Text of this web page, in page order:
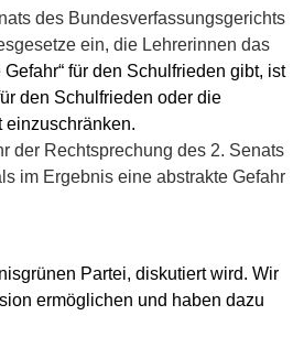
des Bundesverfassungsgerichts
ein, die Lehrerinnen das
für den Schulfrieden gibt, ist
den Schulfrieden oder die
einzuschränken.
der Rechtsprechung des 2. Senats
im Ergebnis eine abstrakte Gefahr
Partei, diskutiert wird. Wir
ermöglichen und haben dazu